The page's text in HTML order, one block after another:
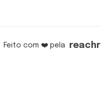
Feito com ❤️ pela reachr